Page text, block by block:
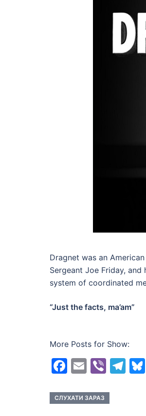
Dragnet was an
Sergeant Joe Friday,
system of coordinated
“Just the facts, ma’am”
More Posts for Show:
Facebook
EmailViber
СЛУХАТИ ЗАРАЗ